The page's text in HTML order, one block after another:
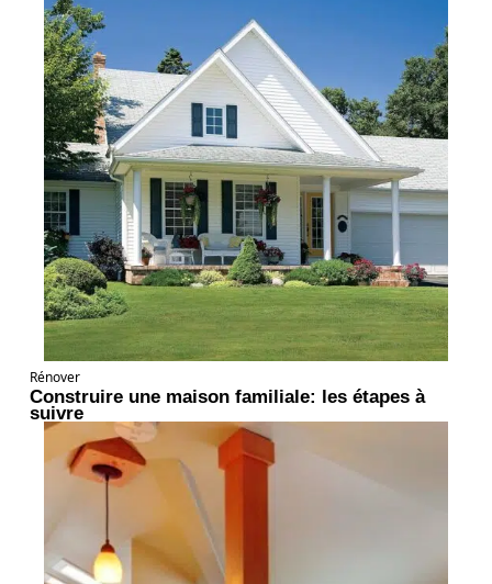
Rénover
Construire une maison familiale: les étapes à
suivre